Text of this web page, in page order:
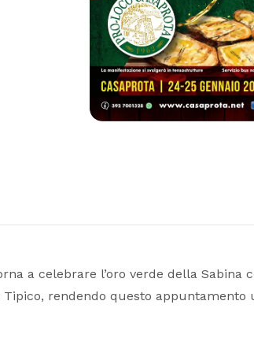
a celebrare l’oro verde della Sabina
rendendo questo